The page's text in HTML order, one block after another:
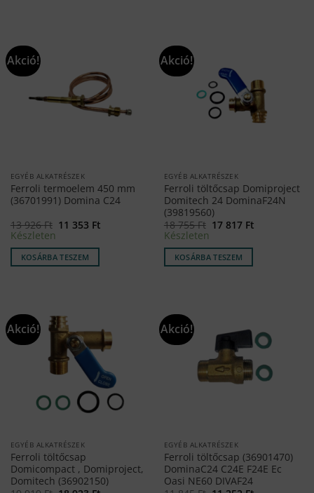
Akció!
EGYÉB ALKATRÉSZEK
Ferroli termoelem 450 mm
(36701991) Domina C24
13 926Ft Original
13
926 Ft.
11 353 FtCurrent
Készleten
KOSÁRBA TESZEM
Akció!
EGYÉB ALKATRÉSZEK
Ferroli töltőcsap Domiproject
Domitech 24 DominaF24N
(39819560)
18 755Ft Original
18
755 Ft.
17 817 FtCurrent
Készleten
KOSÁRBA TESZEM
Akció!
EGYÉB ALKATRÉSZEK
Ferroli töltőcsap
Domicompact , Domiproject,
Domitech (36902150)
Akció!
EGYÉB ALKATRÉSZEK
Ferroli töltőcsap (36901470)
DominaC24 C24E F24E Ec
Oasi NE60 DIVAF24